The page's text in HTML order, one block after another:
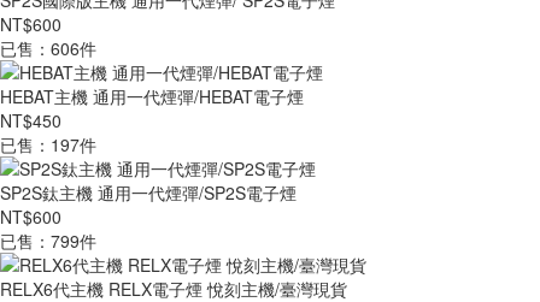
NT$600
已售：606件
HEBAT主機 通用一代煙彈/HEBAT電子煙
NT$450
已售：197件
SP2S鈦主機 通用一代煙彈/SP2S電子煙
NT$600
已售：799件
RELX6代主機 RELX電子煙 悅刻主機/臺灣現貨